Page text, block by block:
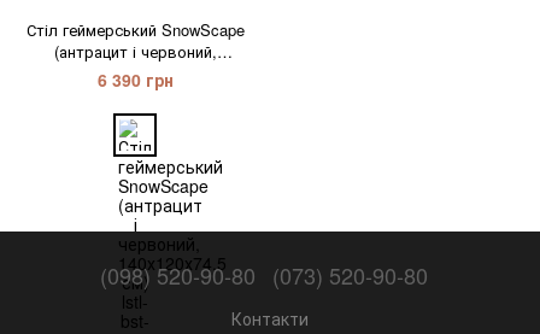
Стіл геймерський SnowScape
(антрацит і червоний,
140х120х74.5 см)
6 390 грн
(098) 520-90-80 (073) 520-90-80
Контакти